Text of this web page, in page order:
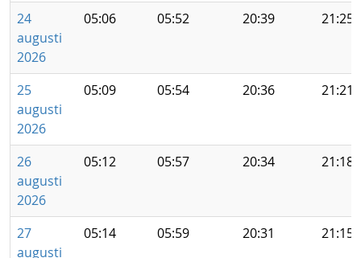
24
augusti
2026
05:06 05:52 20:39 21:25
25
augusti
2026
05:09 05:54 20:36 21:21
26
augusti
2026
05:12 05:57 20:34 21:18
27
augusti
05:14 05:59 20:31 21:15